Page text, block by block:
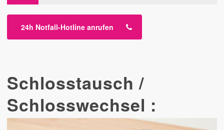
24h Notfall-Hotline anrufen
Schlosstausch /
Schlosswechsel :